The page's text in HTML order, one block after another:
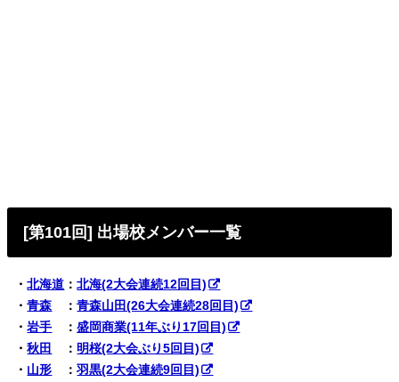
[第101回] 出場校メンバー一覧
・北海道 ：北海(2大会連続12回目)
・青森 ：青森山田(26大会連続28回目)
・岩手 ：盛岡商業(11年ぶり17回目)
・秋田 ： 明桜(2大会ぶり5回目)
・ 山形 ：羽黒(2大会連続9回目)